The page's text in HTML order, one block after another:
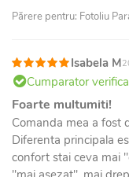
Părere pentru: Fotoliu
Isabela M
Cumparator
Foarte multumiti!
Comanda mea a fost
Diferenta principala
confort stai ceva mai